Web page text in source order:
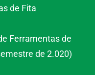
de Fita
Ferramentas de
de 2.020)